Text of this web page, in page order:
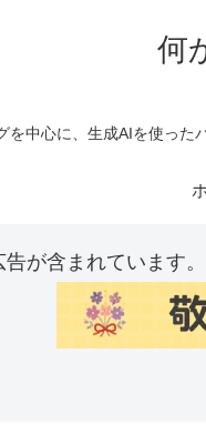
何
を中心に、生成AIを使った
が含まれています